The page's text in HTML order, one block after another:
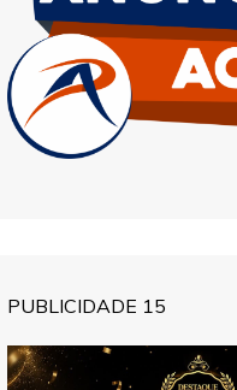
PUBLICIDADE 15